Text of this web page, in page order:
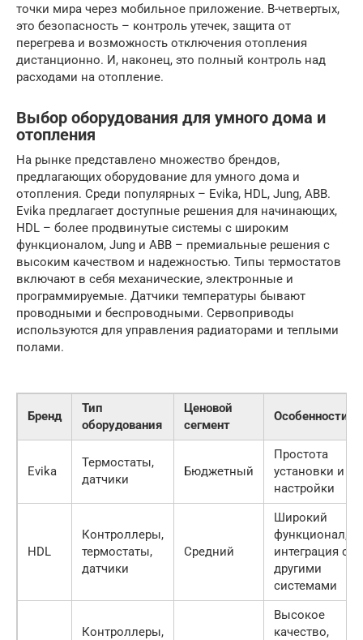
точки мира через мобильное приложение. В-четвертых,
это безопасность – контроль утечек, защита от
перегрева и возможность отключения отопления
дистанционно. И, наконец, это полный контроль над
расходами на отопление.
Выбор оборудования для умного дома и
отопления
На рынке представлено множество брендов,
предлагающих оборудование для умного дома и
отопления. Среди популярных – Evika, HDL, Jung, ABB.
Evika предлагает доступные решения для начинающих,
HDL – более продвинутые системы с широким
функционалом, Jung и ABB – премиальные решения с
высоким качеством и надежностью. Типы термостатов
включают в себя механические, электронные и
программируемые. Датчики температуры бывают
проводными и беспроводными. Сервоприводы
используются для управления радиаторами и теплыми
полами.
Бренд
Тип
оборудования
Ценовой
сегмент
Особенности
Evika
Термостаты,
датчики
Бюджетный
Простота
установки и
настройки
HDL
Контроллеры,
термостаты,
датчики
Средний
Широкий
функционал,
интеграция с
другими
системами
Контроллеры,
Высокое
качество,